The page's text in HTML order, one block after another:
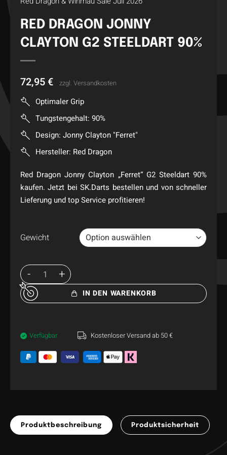
RED DRAGON JONNY
CLAYTON G2 STEELDART 90%
72,95 € zzgl. Versandkosten
Optimaler Grip
Tungstengehalt: 90%
Design: Jonny Clayton "Ferret"
Hersteller: Red Dragon
Red Dragon Jonny Clayton „Ferret“ G2 Steeldart 90%
kaufen. Jetzt bei SK.Darts bestellen und von schneller
Lieferung und top Service profitieren!
Gewicht
IN DEN WARENKORB
Verfügbar Kostenloser Versand ab 50 €
Produktbeschreibung Produktsicherheit